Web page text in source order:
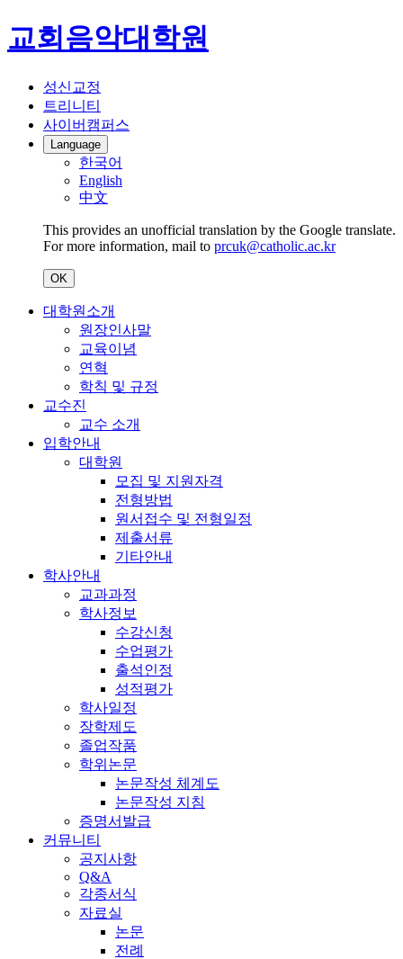
교회음악대학원
성신교정
트리니티
사이버캠퍼스
Language
한국어
English
中文
This provides an unofficial translation by the Google translate.
For more information, mail to prcuk@catholic.ac.kr
OK
대학원소개
원장인사말
교육이념
연혁
학칙 및 규정
교수진
교수 소개
입학안내
대학원
모집 및 지원자격
전형방법
원서접수 및 전형일정
제출서류
기타안내
학사안내
교과과정
학사정보
수강신청
수업평가
출석인정
성적평가
학사일정
장학제도
졸업작품
학위논문
논문작성 체계도
논문작성 지침
증명서발급
커뮤니티
공지사항
Q&A
각종서식
자료실
논문
전례